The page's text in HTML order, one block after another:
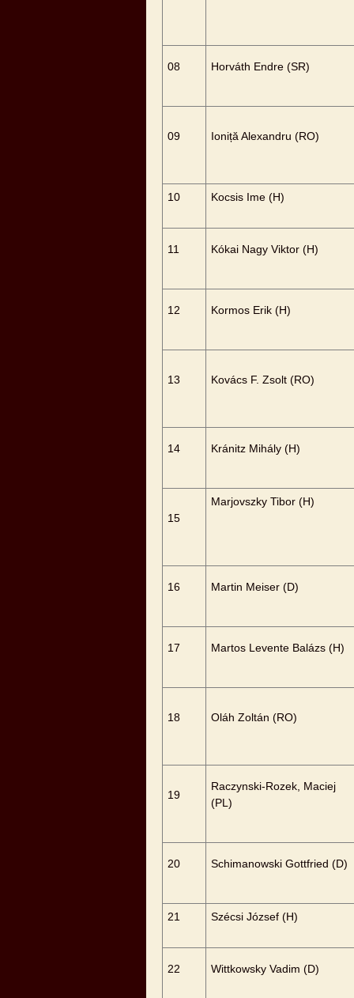
08 Horváth Endre (SR)
09 Ioniță Alexandru (RO)
10 Kocsis Ime (H)
11 Kókai Nagy Viktor (H)
12 Kormos Erik (H)
13 Kovács F. Zsolt (RO)
14 Kránitz Mihály (H)
15
Marjovszky Tibor (H)
16 Martin Meiser (D)
17 Martos Levente Balázs (H)
18 Oláh Zoltán (RO)
19
Raczynski-Rozek, Maciej
(PL)
20 Schimanowski Gottfried (D)
21 Szécsi József (H)
22 Wittkowsky Vadim (D)